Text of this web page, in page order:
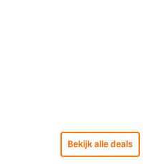
Bekijk alle deals